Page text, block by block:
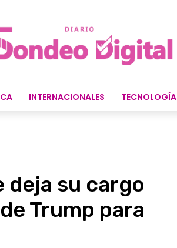
INTERNACIONALES TECNOLOGÍA
deja su cargo
Trump para